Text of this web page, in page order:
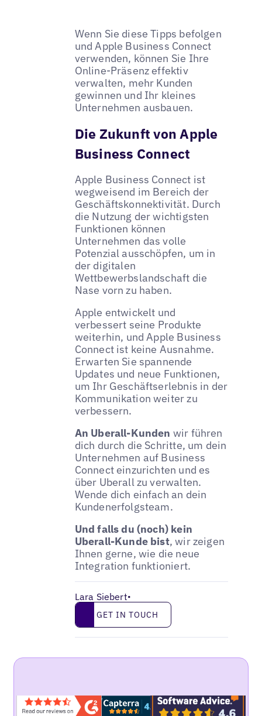
Wenn Sie diese Tipps befolgen
und Apple Business Connect
verwenden, können Sie Ihre
Online-Präsenz effektiv
verwalten, mehr Kunden
gewinnen und Ihr kleines
Unternehmen ausbauen.
Die Zukunft von Apple
Business Connect
Apple Business Connect ist
wegweisend im Bereich der
Geschäftskonnektivität. Durch
die Nutzung der wichtigsten
Funktionen können
Unternehmen das volle
Potenzial ausschöpfen, um in
der digitalen
Wettbewerbslandschaft die
Nase vorn zu haben.
Apple entwickelt und
verbessert seine Produkte
weiterhin, und Apple Business
Connect ist keine Ausnahme.
Erwarten Sie spannende
Updates und neue Funktionen,
um Ihr Geschäftserlebnis in der
Kommunikation weiter zu
verbessern.
An Uberall-Kunden wir führen
dich durch die Schritte, um dein
Unternehmen auf Business
Connect einzurichten und es
über Uberall zu verwalten.
Wende dich einfach an dein
Kundenerfolgsteam.
Und falls du (noch) kein
Uberall-Kunde bist, wir zeigen
Ihnen gerne, wie die neue
Integration funktioniert.
Lara Siebert•
Get in touch
GET IN TOUCH